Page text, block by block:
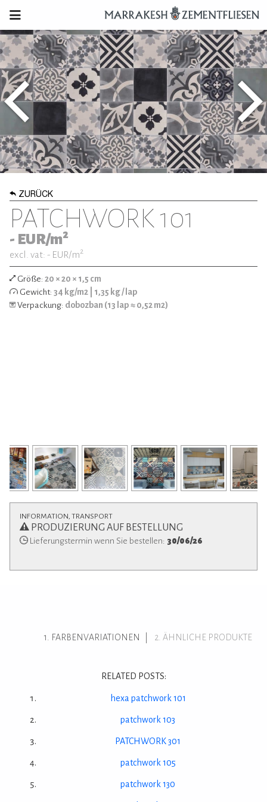
ZURÜCK
PATCHWORK 101
- EUR/m2
excl. vat: - EUR/m2
Größe: 20 × 20 × 1,5 cm
Gewicht: 34 kg/m2 | 1,35 kg / lap
Verpackung: dobozban (13 lap ≈ 0,52 m2)
INFORMATION, TRANSPORT
PRODUZIERUNG AUF BESTELLUNG
Lieferungstermin wenn Sie bestellen: 30/06/26
FARBENVARIATIONEN ÄHNLICHE PRODUKTE
RELATED POSTS:
hexa patchwork 101
patchwork 103
PATCHWORK 301
patchwork 105
patchwork 130